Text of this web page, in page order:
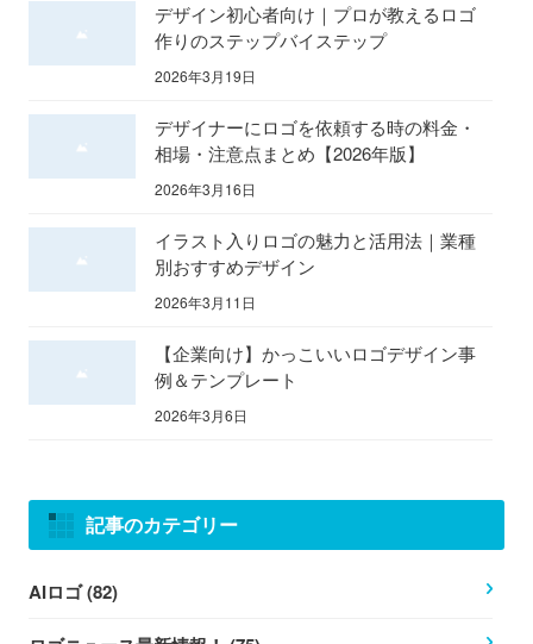
デザイン初心者向け｜プロが教えるロゴ
作りのステップバイステップ
2026年3月19日
デザイナーにロゴを依頼する時の料金・
相場・注意点まとめ【2026年版】
2026年3月16日
イラスト入りロゴの魅力と活用法｜業種
別おすすめデザイン
2026年3月11日
【企業向け】かっこいいロゴデザイン事
例＆テンプレート
2026年3月6日
記事のカテゴリー
AIロゴ (82)